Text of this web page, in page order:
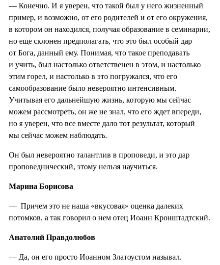
— Конечно. И я уверен, что такой был у него жизненный
пример, и возможно, от его родителей и от его окружения,
в котором он находился, получая образование в семинарии,
но еще склонен предполагать, что это был особый дар
от Бога, данный ему. Понимая, что такое преподавать
и учить, был настолько ответственен в этом, и настолько
этим горел, и настолько в это погружался, что его
самообразование было невероятно интенсивным.
Учитывая его дальнейшую жизнь, которую мы сейчас
можем рассмотреть, он же не знал, что его ждет впереди,
но я уверен, что все вместе дало тот результат, который
мы сейчас можем наблюдать.
Он был невероятно талантлив в проповеди, и это дар
проповеднический, этому нельзя научиться.
Марина Борисова
— Причем это не наша «вкусовая» оценка далеких
потомков, а так говорил о нем отец Иоанн Кронштадтский.
Анатолий Правдолюбов
— Да, он его просто Иоанном Златоустом называл.